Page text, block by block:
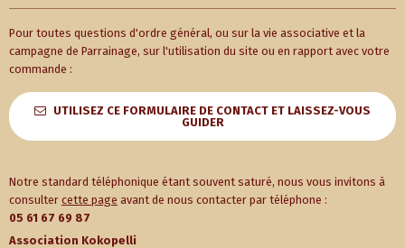
Pour toutes questions d'ordre général, ou sur la vie associative et la
campagne de Parrainage, sur l'utilisation du site ou en rapport avec votre
commande :
UTILISEZ CE FORMULAIRE DE CONTACT ET LAISSEZ-VOUS
GUIDER
Notre standard téléphonique étant souvent saturé, nous vous invitons à
consulter cette page avant de nous contacter par téléphone :
05 61 67 69 87
Association Kokopelli